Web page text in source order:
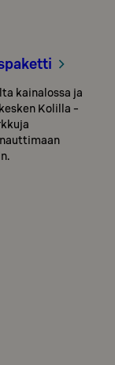
kainalossa ja
Kolilla -